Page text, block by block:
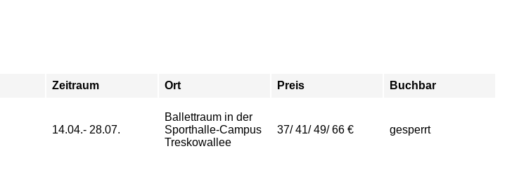
Zeitraum Ort Preis Buchbar
14.04.- 28.07.
Ballettraum in der
Sporthalle-Campus
Treskowallee
37/ 41/ 49/ 66 € gesperrt